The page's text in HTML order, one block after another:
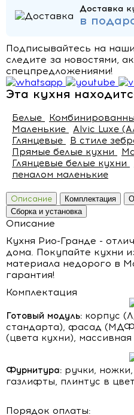
Доставка
в
Подписывайтесь на
следите за новостями,
спецпредложениями!
Эта кухня
Белые
Маленькие
Alvic Luxe
Глянцевые
В стиле
Прямые белые кухни
Глянцевые белые кухни
пеналом маленькие
Описание Комплектация
Сборка и установка
Описание
Кухня Рио-Гранде -
дома. Покупайте кухни
материала недорого в
гарантия!
Комплектация
Готовый модуль: корпус
стандарта), фасад
(цвета кухни),
Фурнитура: ручки,
газлифты, плинтус в
Порядок оплаты: